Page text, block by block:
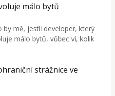
málo bytů
by mě, jestli developer, který
málo bytů, vůbec ví, kolik
strážnice ve